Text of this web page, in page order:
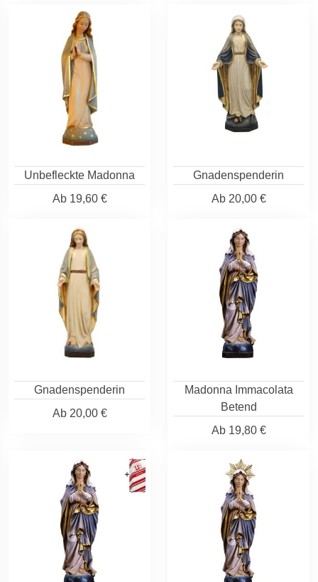
Unbefleckte Madonna
Ab19,60 €
Gnadenspenderin
Ab20,00 €
Gnadenspenderin
Ab20,00 €
Madonna Immacolata
Betend
Ab19,80 €